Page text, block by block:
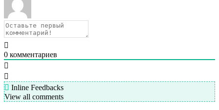
0 комментариев
Inline Feedbacks
View all comments